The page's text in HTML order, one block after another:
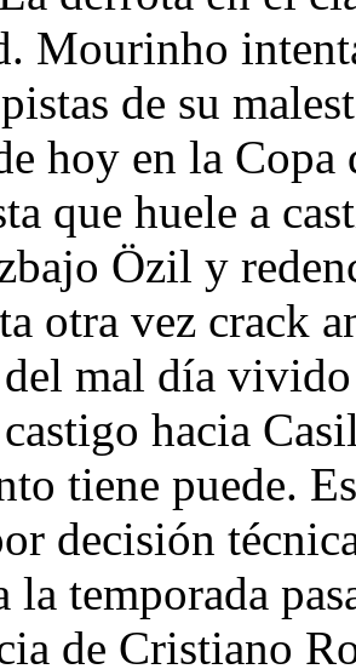
Mourinho
de su
hoy en la
que huele a
Özil y
otra vez crack
mal día
hacia
tiene puede.
decisión
la temporada
de Cristiano